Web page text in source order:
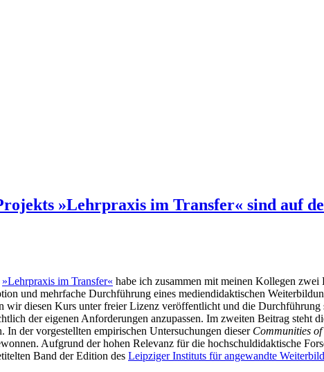
»Lehrpraxis im Transfer« sind auf
»Lehrpraxis im Transfer« habe ich zusammen mit meinen Kollegen zwei
und mehrfache Durchführung eines mediendidaktischen
diesen Kurs unter freier Lizenz veröffentlicht und die
der eigenen Anforderungen anzupassen. Im zweiten Beitrag steht
der vorgestellten empirischen Untersuchungen dieser Communities
Aufgrund der hohen Relevanz für die hochschuldidaktische
Band der Edition des Leipziger Instituts für angewandte